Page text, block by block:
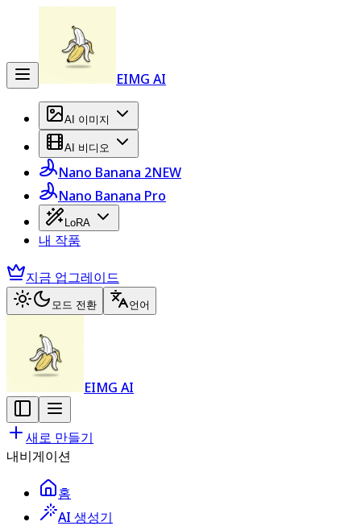
EIMG AI
AI 이미지
AI 비디오
Nano Banana 2NEW
Nano Banana Pro
LoRA
내 작품
지금 업그레이드
모드 전환 언어
EIMG AI
새로 만들기
내비게이션
홈
AI 생성기